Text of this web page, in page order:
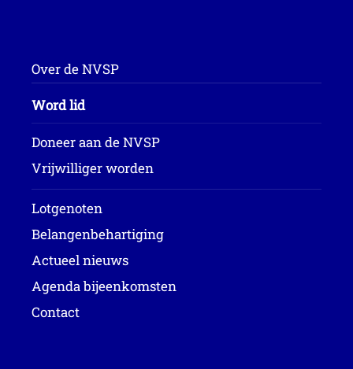
Over de NVSP
Word lid
Doneer aan de NVSP
Vrijwilliger worden
Lotgenoten
Belangenbehartiging
Actueel nieuws
Agenda bijeenkomsten
Contact